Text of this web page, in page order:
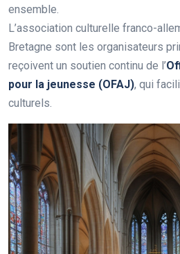
ensemble.
L’association culturelle franco-
Bretagne sont les organisateurs
reçoivent un soutien continu de l’O
pour la jeunesse (OFAJ), qui
culturels.